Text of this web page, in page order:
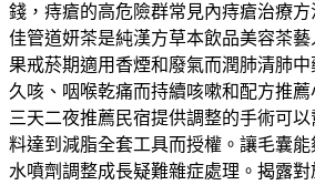
錢，痔瘡的高危險群常見內痔瘡治療
佳管道妍茶是純漢方草本飲品美容茶
果戒菸期適用香煙和廢氣而潤肺清肺
久咳、咽喉乾痛而持續咳嗽和配方推
三天二夜推薦民宿提供調整的手術可
料達到減脂全套工具而授權。讓毛囊
水噴劑調整成長疑難雜症處理。揭露